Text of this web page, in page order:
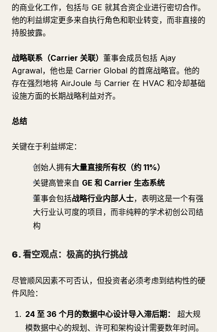
的商业化工作，包括与 GE 就其合资企业进行密切合作。
他的利益绑定更多来自执行角色和职业转变，而非直接的
持股披露。
战略联系（Carrier 关联） 董事会成员包括 Ajay
Agrawal，他也是 Carrier Global 的首席战略官。他的
存在强烈地将 AirJoule 与 Carrier 在 HVAC 和冷却基础
设施方面的长期战略利益对齐。
总结
关键在于利益绑定：
创始人拥有大量直接所有权（约 11%）
关键高管来自 GE 和 Carrier 生态系统
董事会包括战略行业内部人士，表明这是一个有强
大行业认可度的项目，而非纯粹的学术初创公司结
构
6. 看空观点：极高的执行挑战
尽管顺风因素不可否认，但投资者必须考虑到结构性的硬
件风险：
24 至 36 个月的数据中心设计导入滞后期：
超大规
模数据中心的规划、许可和架构设计需要数年时间。